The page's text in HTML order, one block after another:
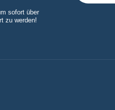
sofort über
zu werden!